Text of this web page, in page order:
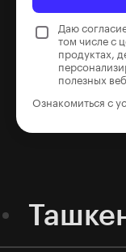
Даю
том числе с
продуктах,
полезных
Ознакомиться с